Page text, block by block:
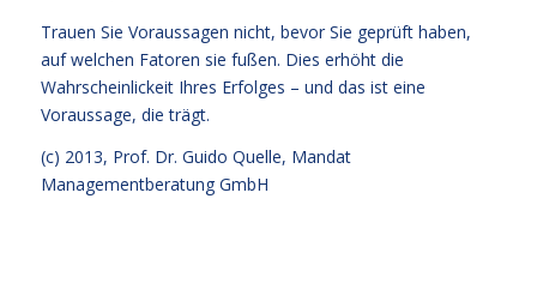
Trauen Sie Voraussagen nicht, bevor Sie geprüft haben,
auf welchen Fatoren sie fußen. Dies erhöht die
Wahrscheinlickeit Ihres Erfolges – und das ist eine
Voraussage, die trägt.
(c) 2013, Prof. Dr. Guido Quelle, Mandat
Managementberatung GmbH